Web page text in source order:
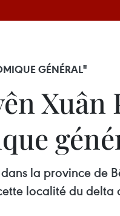
GÉNÉRAL"
Xuân
la province de
localité du delta